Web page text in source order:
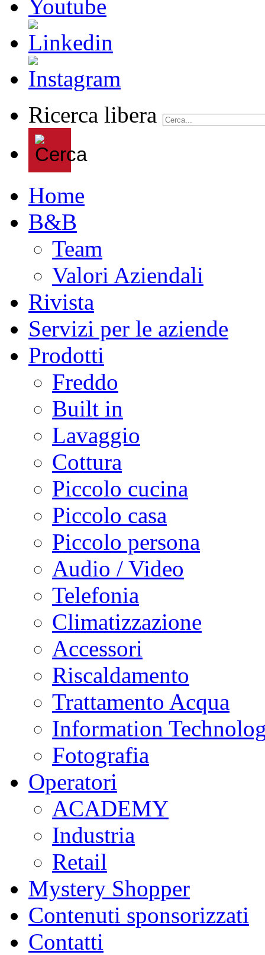
Ricerca libera
Home
B&B
Team
Valori Aziendali
Rivista
Servizi per le aziende
Prodotti
Freddo
Built in
Lavaggio
Cottura
Piccolo cucina
Piccolo casa
Piccolo persona
Audio / Video
Telefonia
Climatizzazione
Accessori
Riscaldamento
Trattamento Acqua
Information
Fotografia
Operatori
ACADEMY
Industria
Retail
Mystery Shopper
Contenuti sponsorizzati
Contatti